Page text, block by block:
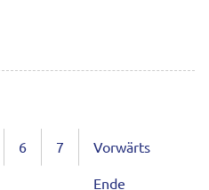
6 7 Vorwärts
Ende